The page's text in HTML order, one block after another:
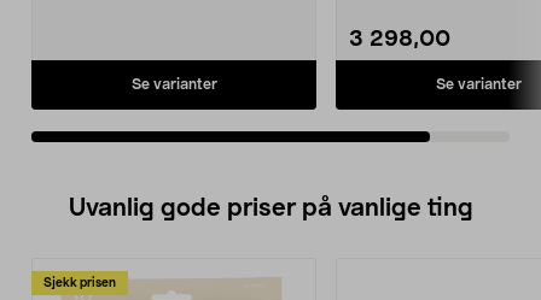
arbeidsstilling.
• 10-trinns justerbar klippehøyde
kantnær klipping.
Se varianter
klipping, selv under
omstendigheter.
• Ergoflex-håndtak som
• 6-trinns justerbar
3 298,00
Se varianter
Uvanlig gode priser på vanlige ting
Sjekk prisen